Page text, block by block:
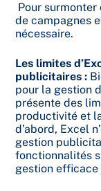
Pour
de campagnes
nécessaire.
Les limites
publicitaires :
pour la gestion
présente des
productivité et
d’abord, Excel
gestion
fonctionnalités
gestion efficace